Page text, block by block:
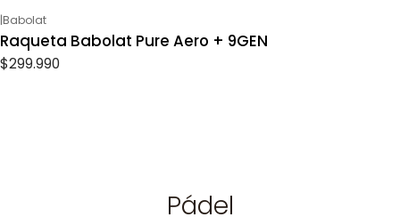
|Babolat
Raqueta Babolat Pure Aero + 9GEN
$299.990
Pádel